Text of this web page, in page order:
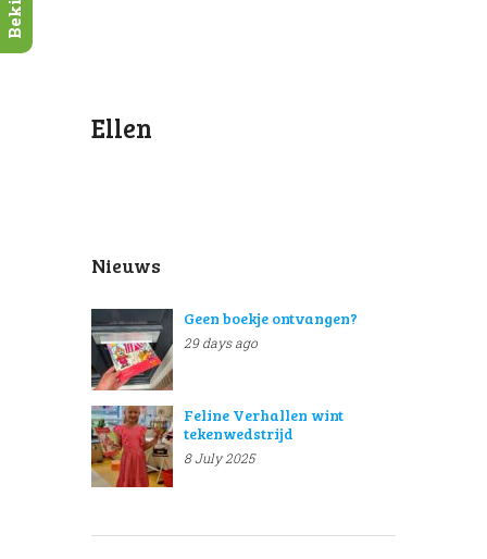
Ellen
Nieuws
Geen boekje ontvangen?
29 days ago
Feline Verhallen wint
tekenwedstrijd
8 July 2025